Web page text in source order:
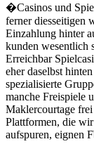
�Casinos und
ferner diesseitigen
Einzahlung hinter
kunden wesentlich
Erreichbar
eher daselbst
spezialisierte
manche Freispiele
Maklercourtage
Plattformen, die
aufspuren, eignen